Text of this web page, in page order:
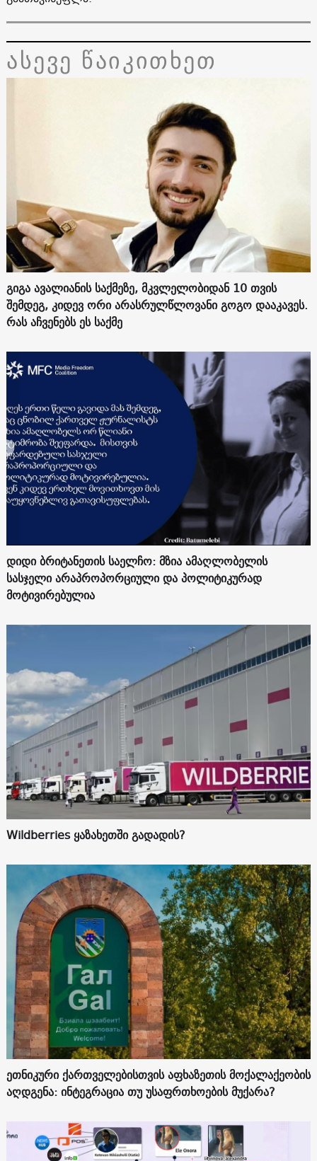
ასევე წაიკითხეთ
გიგა ავალიანის საქმეზე, მკვლელობიდან 10 თვის
შემდეგ, კიდევ ორი არასრულწლოვანი გოგო დააკავეს.
რას აჩვენებს ეს საქმე
დიდი ბრიტანეთის საელჩო: მზია ამაღლობელის
სასჯელი არაპროპორციული და პოლიტიკურად
მოტივირებულია
Wildberries ყაზახეთში გადადის?
ეთნიკური ქართველებისთვის აფხაზეთის მოქალაქეობის
აღდგენა: ინტეგრაცია თუ უსაფრთხოების მუქარა?